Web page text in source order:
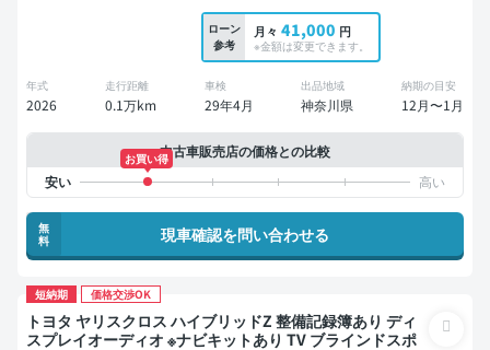
ローン
参考
月々 41,000 円
※金額は変更できます。
年式
2026
走行距離
0.1万km
車検
29年4月
出品地域
神奈川県
納期の目安
12月〜1月
中古車販売店の価格との比較
お買い得
無
料
現車確認を問い合わせる
短納期 価格交渉OK
トヨタ ヤリスクロス ハイブリッドZ 整備記録簿あり ディ
スプレイオーディオ ※ナビキットあり TV ブラインドスポ